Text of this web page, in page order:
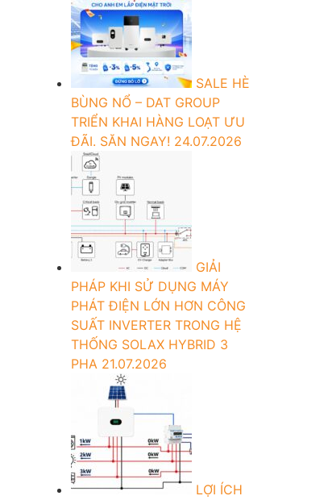
SALE HÈ
BÙNG NỔ – DAT GROUP
TRIỂN KHAI HÀNG LOẠT ƯU
ĐÃI. SĂN NGAY! 24.07.2026
GIẢI
PHÁP KHI SỬ DỤNG MÁY
PHÁT ĐIỆN LỚN HƠN CÔNG
SUẤT INVERTER TRONG HỆ
THỐNG SOLAX HYBRID 3
PHA 21.07.2026
LỢI ÍCH